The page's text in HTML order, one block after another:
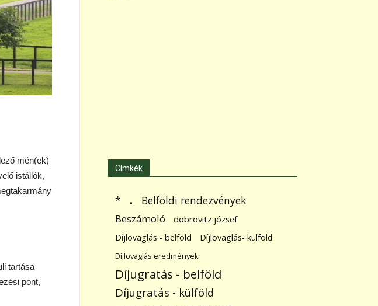
mén(ek)
istállók,
tartása
pont,
Címkék
* . Belföldi rendezvények
Beszámoló dobrovitz józsef
Díjlovaglás - belföld Díjlovaglás- külföld
Díjlovaglás eredmények
Díjugratás - belföld
Díjugratás - külföld